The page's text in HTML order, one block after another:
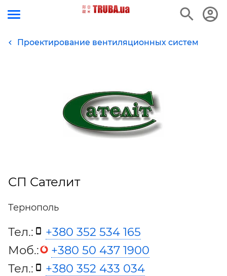
Проектирование вентиляционных систем
СП Сателит
Тернополь
Тел.:
+380 352 534 165
Моб.:
+380 50 437 1900
Тел.:
+380 352 433 034